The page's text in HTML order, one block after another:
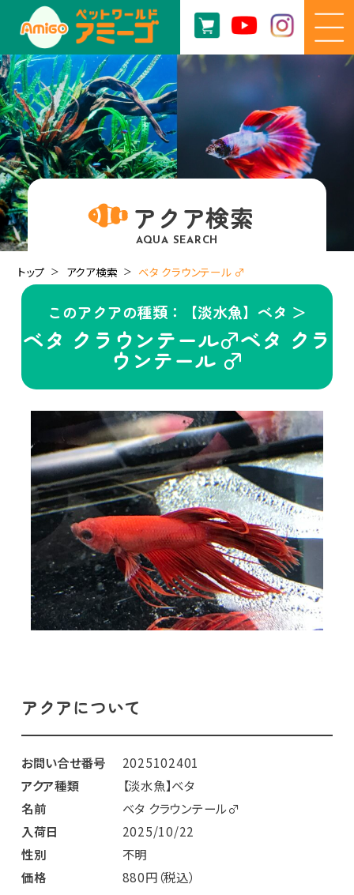
アクア検索
AQUA SEARCH
トップ アクア検索 ベタ クラウンテール ♂
このアクアの種類：【淡水魚】ベタ ＞
ベタ クラウンテール♂ベタ クラ
ウンテール ♂
アクアについて
お問い合せ番号
2025102401
アクア種類
【淡水魚】ベタ
名前
ベタ クラウンテール♂
入荷日
2025/10/22
性別
不明
価格
880円（税込）